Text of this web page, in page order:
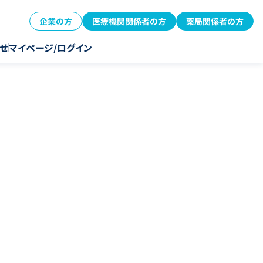
企業の方 医療機関関係者の方 薬局関係者の方
マイページ/ログイン